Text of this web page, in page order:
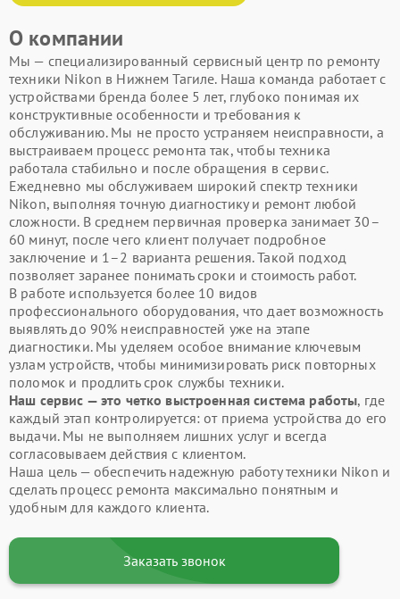
О компании
Мы — специализированный сервисный центр по ремонту
техники Nikon в Нижнем Тагиле. Наша команда работает с
устройствами бренда более 5 лет, глубоко понимая их
конструктивные особенности и требования к
обслуживанию. Мы не просто устраняем неисправности, а
выстраиваем процесс ремонта так, чтобы техника
работала стабильно и после обращения в сервис.
Ежедневно мы обслуживаем широкий спектр техники
Nikon, выполняя точную диагностику и ремонт любой
сложности. В среднем первичная проверка занимает 30–
60 минут, после чего клиент получает подробное
заключение и 1–2 варианта решения. Такой подход
позволяет заранее понимать сроки и стоимость работ.
В работе используется более 10 видов
профессионального оборудования, что дает возможность
выявлять до 90% неисправностей уже на этапе
диагностики. Мы уделяем особое внимание ключевым
узлам устройств, чтобы минимизировать риск повторных
поломок и продлить срок службы техники.
Наш сервис — это четко выстроенная система работы, где
каждый этап контролируется: от приема устройства до его
выдачи. Мы не выполняем лишних услуг и всегда
согласовываем действия с клиентом.
Наша цель — обеспечить надежную работу техники Nikon и
сделать процесс ремонта максимально понятным и
удобным для каждого клиента.
Заказать звонок